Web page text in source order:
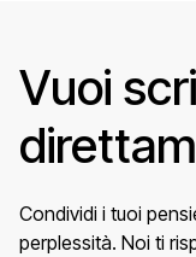
Vuoi
Condividi i tuoi
perplessità. Noi ti